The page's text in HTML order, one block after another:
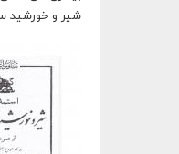
شیر و خورشید